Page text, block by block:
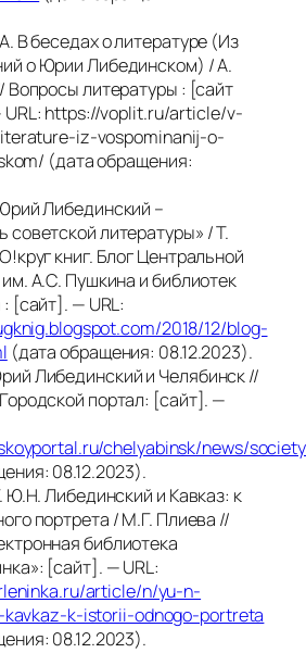
В беседах о литературе (Из
о Юрии Либединском) / А.
Вопросы литературы : [сайт
https://voplit.ru/article/v-
iz-vospominanij-o-
(дата обращения:
Либединский –
советской литературы» / Т.
книг. Блог Центральной
А.С. Пушкина и библиотек
[сайт]. — URL:
2018/12/blog-
(дата обращения: 08.12.2023).
Либединский и Челябинск //
портал: [сайт]. —
chelyabinsk/news/
08.12.2023).
Ю.Н. Либединский и Кавказ: к
портрета / М.Г. Плиева //
библиотека
[сайт]. — URL:
article/n/yu-n-
k-istorii-odnogo-portreta
08.12.2023).